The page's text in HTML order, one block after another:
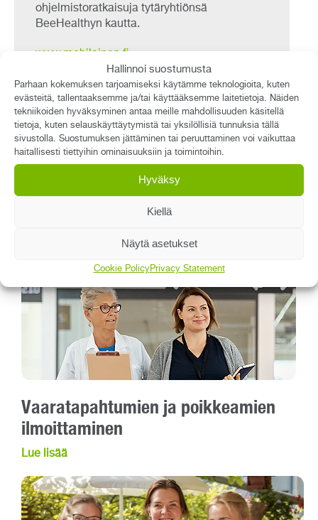
Hallinnoi suostumusta
Parhaan kokemuksen tarjoamiseksi käytämme teknologioita, kuten
evästeitä, tallentaaksemme ja/tai käyttääksemme laitetietoja. Näiden
tekniikoiden hyväksyminen antaa meille mahdollisuuden käsitellä
tietoja, kuten selauskäyttäytymistä tai yksilöllisiä tunnuksia tällä
sivustolla. Suostumuksen jättäminen tai peruuttaminen voi vaikuttaa
haitallisesti tiettyihin ominaisuuksiin ja toimintoihin.
Hyväksy
Kiellä
Näytä asetukset
Cookie PolicyPrivacy Statement
ohjelmistoratkaisuja tytäryhtiönsä
BeeHealthyn kautta.
www.mehilainen.fi
Uutiset
Asiakastyytyväisyys vuonna 2026 on nyt selvillä
Vaaratapahtumien ja poikkeamien
ilmoittaminen
Lue lisää